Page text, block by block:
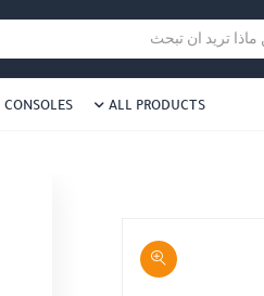
هل نزلت التطبيق ليصلكتريد ان تبحث
ALL PRODUCTS
CONSOLES